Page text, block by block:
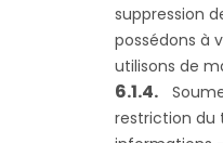
suppression
possédons à
utilisons de
restriction du